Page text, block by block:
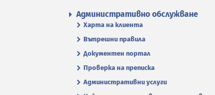
Административно обслужване
Харта на клиента
Вътрешни правила
Документен портал
Проверка на преписка
Административни услуги